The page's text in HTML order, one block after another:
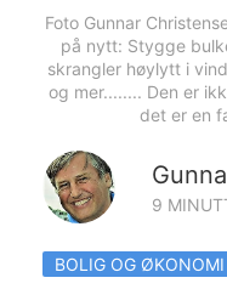
Foto Gunnar
på nytt: Stygge
skrangler høylytt i
og mer........ Den er
det er en
9
BOLIG OG ØKONOMI